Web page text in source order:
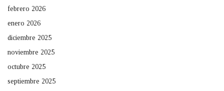
febrero 2026
enero 2026
diciembre 2025
noviembre 2025
octubre 2025
septiembre 2025